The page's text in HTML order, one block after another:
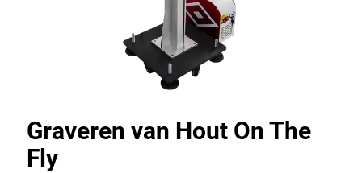
Graveren van Hout On The
Fly